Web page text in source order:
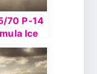
70 Р-14
Ice